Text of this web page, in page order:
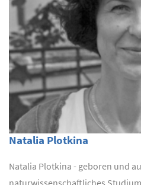
Natalia Plotkina
Natalia Plotkina - geboren und